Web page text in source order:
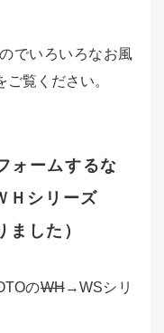
でいろいろなお風
ご覧ください。
ォームするな
Ｈシリーズ
ました）
のWH→WSシリ